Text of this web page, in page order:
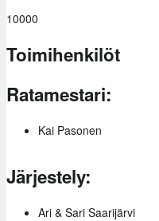
10000
Toimihenkilöt
Ratamestari:
Kai Pasonen
Järjestely:
Ari & Sari Saarijärvi